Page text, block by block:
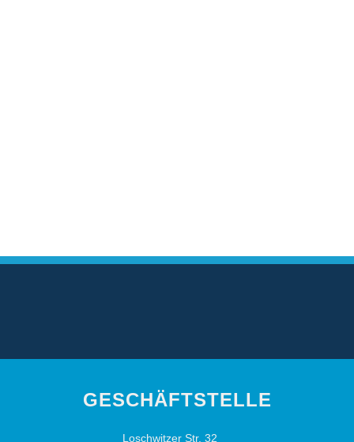
GESCHÄFTSTELLE
Loschwitzer Str. 32